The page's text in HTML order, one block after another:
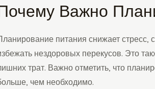
Важно
питания снижает стресс,
нездоровых перекусов. Это
трат. Важно отметить, что
чем необходимо.